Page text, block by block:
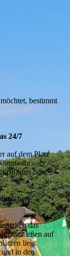
bestimmt
24/7
auf dem Platz
ihr
oder
das
auf
liegt
und in den